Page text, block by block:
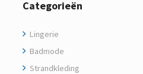
Categorieën
Lingerie
Badmode
Strandkleding